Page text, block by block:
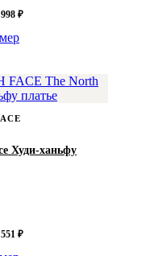
998 ₽
Худи-ханьфу
551 ₽